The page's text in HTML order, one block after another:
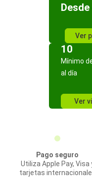
Ver
10
Mínimo
al día
Ver
Pago seguro
Utiliza Apple Pay, Visa
tarjetas